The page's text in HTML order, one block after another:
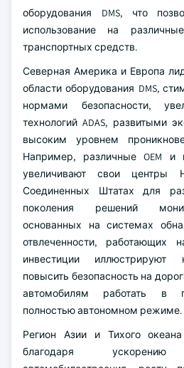
оборудования DMS, что
использование на
транспортных средств.
Северная Америка и Европа
области оборудования DMS,
нормами безопасности,
технологий ADAS, развитыми
высоким уровнем
Например, различные OEM и
увеличивают свои
Соединенных Штатах для
поколения решений
основанных на системах
отвлеченности,
инвестиции иллюстрируют
повысить безопасность на
автомобилям работать в
полностью автономном режиме.
Регион Азии и Тихого
благодаря ускорению